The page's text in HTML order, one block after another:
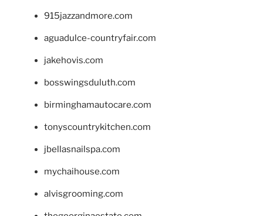
915jazzandmore.com
aguadulce-countryfair.com
jakehovis.com
bosswingsduluth.com
birminghamautocare.com
tonyscountrykitchen.com
jbellasnailspa.com
mychaihouse.com
alvisgrooming.com